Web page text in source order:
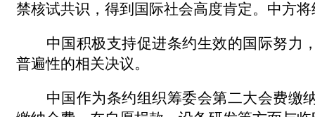
禁核试共识，得到国际社会高度肯定。中方
中国积极支持促进条约生效的国际努力
普遍性的相关决议。
中国作为条约组织筹委会第二大会费缴